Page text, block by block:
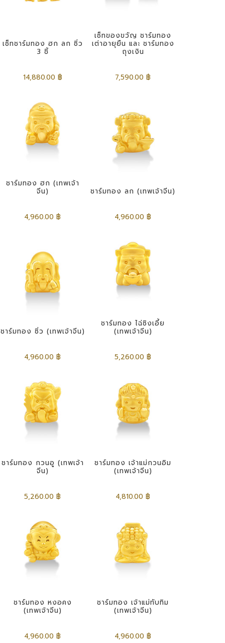
เซ็ทชาร์มทอง ฮก ลก ซิ่ว
3 ชิ้
14,880.00 ฿
เซ็ทของขวัญ ชาร์มทอง
เต่าอายุยืน และ ชาร์มทอง
ถุงเงิน
7,590.00 ฿
ชาร์มทอง ฮก (เทพเจ้า
จีน)
4,960.00 ฿
ชาร์มทอง ลก (เทพเจ้าจีน)
4,960.00 ฿
ชาร์มทอง ซิ่ว (เทพเจ้าจีน)
4,960.00 ฿
ชาร์มทอง ไฉ่ซิงเอี้ย
(เทพเจ้าจีน)
5,260.00 ฿
ชาร์มทอง กวนอู (เทพเจ้า
จีน)
5,260.00 ฿
ชาร์มทอง เจ้าแม่กวนอิม
(เทพเจ้าจีน)
4,810.00 ฿
ชาร์มทอง หงอคง
(เทพเจ้าจีน)
4,960.00 ฿
ชาร์มทอง เจ้าแม่ทับทิม
(เทพเจ้าจีน)
4,960.00 ฿